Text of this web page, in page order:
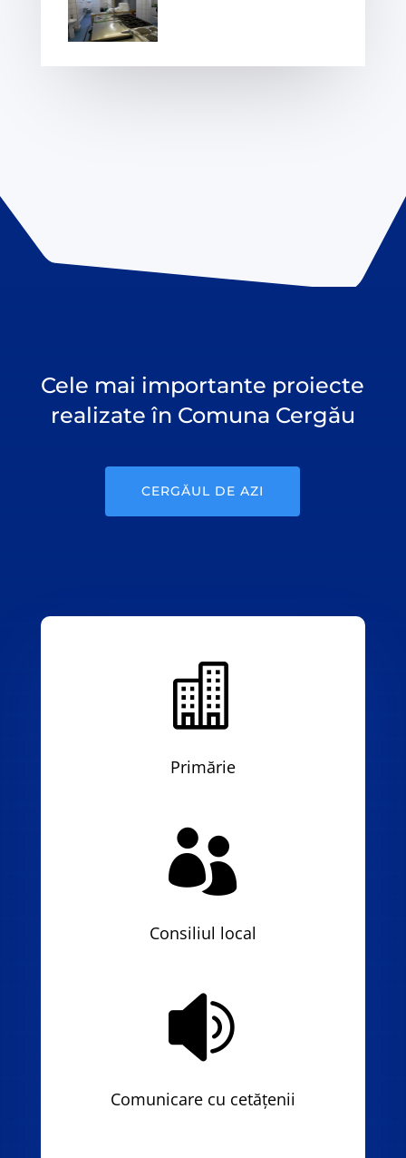
Cele mai importante proiecte
realizate în Comuna Cergău
CERGĂUL DE AZI

Primărie

Consiliul local

Comunicare cu cetățenii